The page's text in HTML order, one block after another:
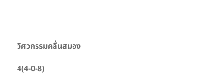
วิศวกรรมคลื่นสมอง
4(4-0-8)